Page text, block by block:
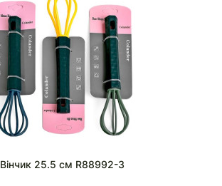
Вінчик 25.5 см R88992-3